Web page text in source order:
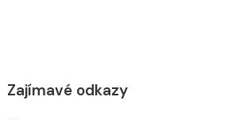
Zajímavé odkazy